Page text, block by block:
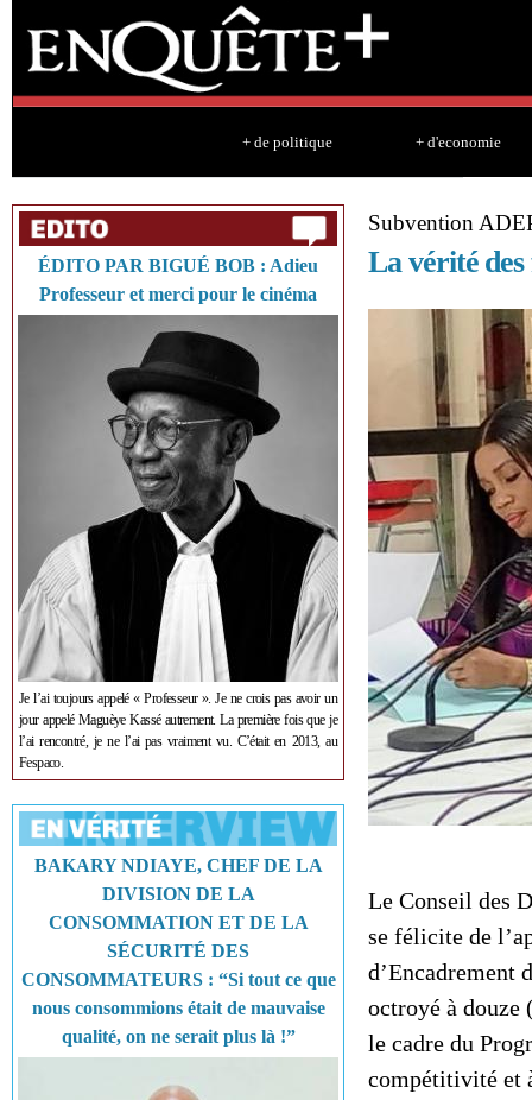
+ de politique + d'economie
ÉDITO PAR BIGUÉ BOB : Adieu
Professeur et merci pour le cinéma
Je l’ai toujours appelé « Professeur ». Je ne crois pas avoir un
jour appelé Maguèye Kassé autrement. La première fois que je
l’ai rencontré, je ne l’ai pas vraiment vu. C’était en 2013, au
Fespaco.
BAKARY NDIAYE, CHEF DE LA
DIVISION DE LA
CONSOMMATION ET DE LA
SÉCURITÉ DES
CONSOMMATEURS : “Si tout ce que
nous consommions était de mauvaise
qualité, on ne serait plus là !”
Subvention
La vérité des
Le Conseil des
se félicite de
d’Encadrement
octroyé à douze
le cadre du
compétitivité et